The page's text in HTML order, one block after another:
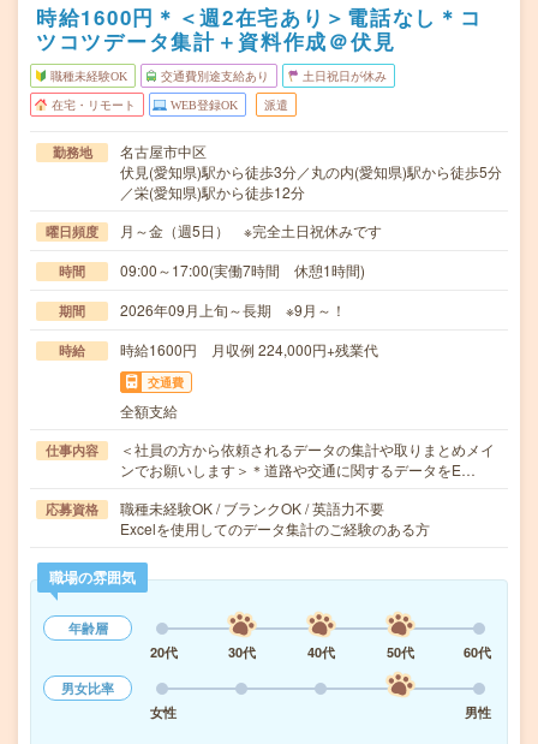
時給1600円＊＜週2在宅あり＞電話なし＊コ
ツコツデータ集計＋資料作成＠伏見
職種未経験OK 交通費別途支給あり 土日祝日が休み
在宅・リモート WEB登録OK 派遣
勤務地
名古屋市中区
伏見(愛知県)駅から徒歩3分／丸の内(愛知県)駅から徒歩5分
／栄(愛知県)駅から徒歩12分
曜日頻度 月～金（週5日） ※完全土日祝休みです
時間 09:00～17:00(実働7時間 休憩1時間)
期間 2026年09月上旬～長期 ※9月～！
時給 時給1600円 月収例 224,000円+残業代
交通費
全額支給
仕事内容
＜社員の方から依頼されるデータの集計や取りまとめメイ
ンでお願いします＞＊道路や交通に関するデータをE…
応募資格
職種未経験OK / ブランクOK / 英語力不要
Excelを使用してのデータ集計のご経験のある方
職場の雰囲気
年齢層
20代
30代 40代 50代
60代
男女比率
女性
男性